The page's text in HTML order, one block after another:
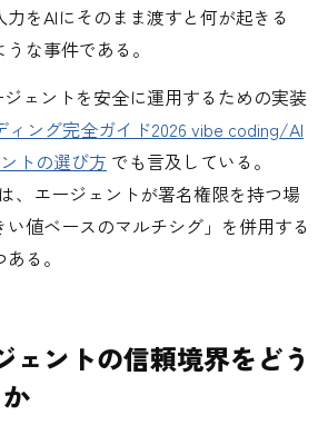
力をAIにそのまま渡すと何が起きる
な事件である。
ェントを安全に運用するための実装
ィング完全ガイド2026 vibe coding/AI
トの選び方 でも言及している。
、エージェントが署名権限を持つ場
値ベースのマルチシグ」を併用する
る。
ェントの信頼境界をどう